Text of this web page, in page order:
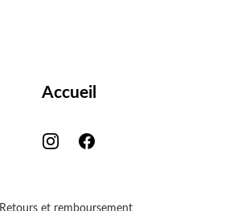
Accueil
Retours et remboursement